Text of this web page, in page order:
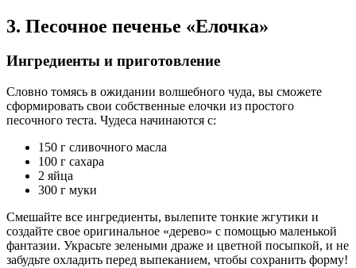
3. Песочное печенье «Елочка»
Ингредиенты и приготовление
Словно томясь в ожидании волшебного чуда, вы сможете
сформировать свои собственные елочки из простого
песочного теста. Чудеса начинаются с:
150 г сливочного масла
100 г сахара
2 яйца
300 г муки
Смешайте все ингредиенты, вылепите тонкие жгутики и
создайте свое оригинальное «дерево» с помощью маленькой
фантазии. Украсьте зелеными драже и цветной посыпкой, и не
забудьте охладить перед выпеканием, чтобы сохранить форму!